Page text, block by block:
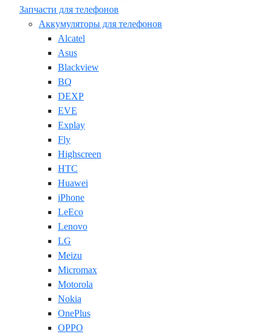
Запчасти для телефонов
Аккумуляторы для телефонов
Alcatel
Asus
Blackview
BQ
DEXP
EVE
Explay
Fly
Highscreen
HTC
Huawei
iPhone
LeEco
Lenovo
LG
Meizu
Micromax
Motorola
Nokia
OnePlus
OPPO